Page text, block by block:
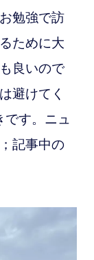
勉強で訪
ために大
良いので
避けてく
す。ニュ
記事中の